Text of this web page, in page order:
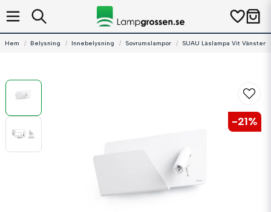
Hem Belysning Innebelysning Sovrumslampor SUAU Läslampa Vit Vänster
-21%